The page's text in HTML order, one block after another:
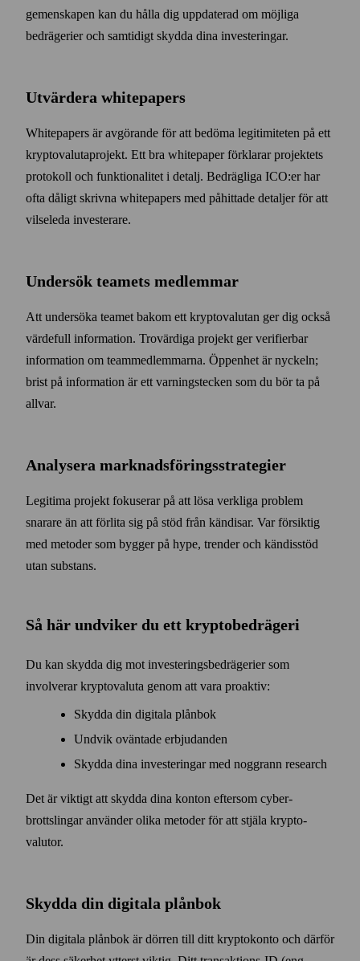
gemenskapen kan du hålla dig uppdaterad om möjliga
bedrägerier och sam­tidigt skydda dina investeringar.
Utvärdera whitepapers
Whitepapers är avgörande för att bedöma legitimiteten på ett
krypto­valuta­projekt. Ett bra whitepaper förklarar projektets
protokoll och funktionalitet i detalj. Bedrägliga ICO:er har
ofta dåligt skrivna white­papers med påhittade detaljer för att
vilse­leda investerare.
Undersök teamets medlemmar
Att undersöka teamet bakom ett krypto­valutan ger dig också
värde­full information. Tro­värdiga projekt ger verifierbar
information om team­medlemmarna. Öppenhet är nyckeln;
brist på information är ett varnings­tecken som du bör ta på
allvar.
Analysera marknads­förings­strategier
Legitima projekt fokuserar på att lösa verkliga problem
snarare än att förlita sig på stöd från kändisar. Var försiktig
med metoder som bygger på hype, trender och kändis­stöd
utan substans.
Så här undviker du ett krypto­bedrägeri
Du kan skydda dig mot investerings­bedrägerier som
involverar krypto­valuta genom att vara proaktiv:
Skydda din digitala plånbok
Undvik oväntade erbjudanden
Skydda dina investeringar med noggrann research
Det är viktigt att skydda dina konton eftersom cyber­
brottslingar använder olika metoder för att stjäla krypto­
valutor.
Skydda din digitala plånbok
Din digitala plånbok är dörren till ditt krypto­konto och därför